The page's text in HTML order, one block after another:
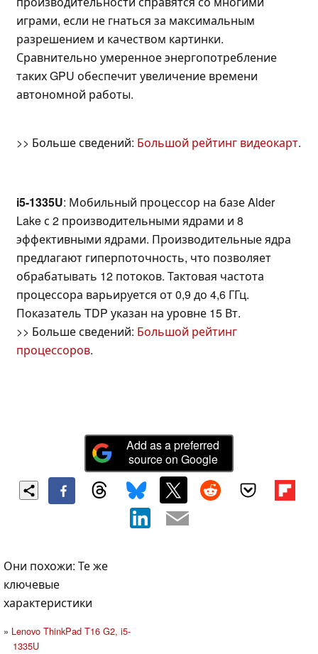
играми, если не гнаться за максимальным
разрешением и качеством картинки.
Сравнительно умеренное энергопотребление
таких GPU обеспечит увеличение времени
автономной работы.
>> Больше сведений: Большой рейтинг видеокарт.
i5-1335U: Мобильный процессор на базе Alder
Lake с 2 производительными ядрами и 8
эффективными ядрами. Производительные ядра
предлагают гиперпоточность, что позволяет
обрабатывать 12 потоков. Тактовая частота
процессора варьируется от 0,9 до 4,6 ГГц.
Показатель TDP указан на уровне 15 Вт.
>> Больше сведений: Большой рейтинг
процессоров.
Add as a preferred
source on Google
Они похожи: Те же
ключевые
характеристики
Lenovo ThinkPad T16 G2, i5-
1335U